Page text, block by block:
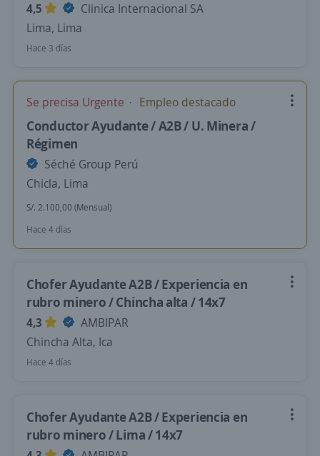
4,5
Clinica Internacional SA
Lima, Lima
Hace 3 días
Se precisa Urgente Empleo destacado
Conductor Ayudante / A2B / U. Minera /
Régimen
Séché Group Perú
Chicla, Lima
S/. 2.100,00 (Mensual)
Hace 4 días
Chofer Ayudante A2B / Experiencia en
rubro minero / Chincha alta / 14x7
4,3
AMBIPAR
Chincha Alta, Ica
Hace 4 días
Chofer Ayudante A2B / Experiencia en
rubro minero / Lima / 14x7